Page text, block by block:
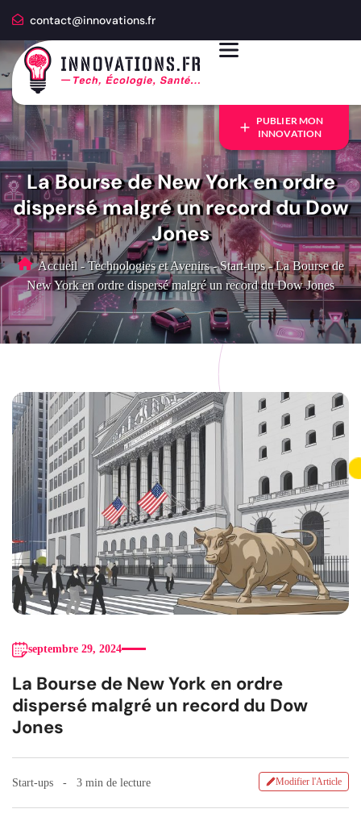
contact@innovations.fr
PUBLIER MON
INNOVATION
La Bourse de New York en ordre
dispersé malgré un record du Dow
Jones
Accueil - Technologies et Avenirs - Start-ups - La Bourse de
New York en ordre dispersé malgré un record du Dow Jones
septembre 29, 2024
La Bourse de New York en ordre
dispersé malgré un record du Dow
Jones
Start-ups 3 min de lecture Modifier l'Article